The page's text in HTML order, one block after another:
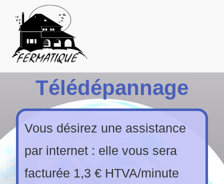
Télédépannage
Vous désirez une assistance
par internet : elle vous sera
facturée 1,3 € HTVA/minute